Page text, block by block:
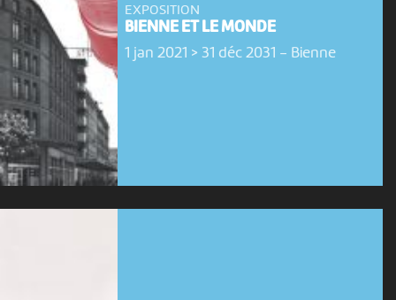
EXPOSITION
BIENNE ET LE MONDE
1 jan 2021 > 31 déc 2031 - Bienne